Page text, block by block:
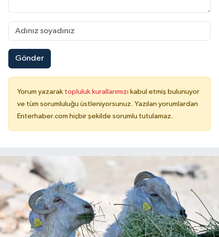
Gönder
Yorum yazarak topluluk kurallarımızı kabul etmiş bulunuyor
ve tüm sorumluluğu üstleniyorsunuz. Yazılan yorumlardan
Enterhaber.com hiçbir şekilde sorumlu tutulamaz.